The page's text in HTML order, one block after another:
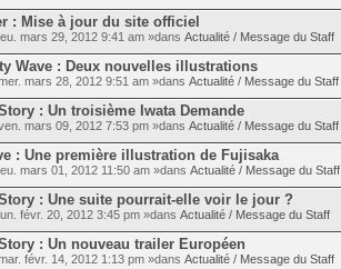
: Mise à jour du site officiel
mars 29, 2012 9:41 am »dans Actualité / Message du Staff
Wave : Deux nouvelles illustrations
mars 28, 2012 9:51 am »dans Actualité / Message du Staff
: Un troisième Iwata Demande
mars 09, 2012 7:53 pm »dans Actualité / Message du Staff
: Une première illustration de Fujisaka
mars 01, 2012 11:50 am »dans Actualité / Message du Staff
: Une suite pourrait-elle voir le jour ?
févr. 20, 2012 3:45 pm »dans Actualité / Message du Staff
: Un nouveau trailer Européen
févr. 14, 2012 1:13 pm »dans Actualité / Message du Staff